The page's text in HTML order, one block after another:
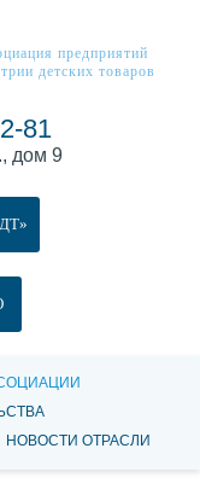
предприятий
детских товаров
81
дом 9
НОВОСТИ ОТРАСЛИ